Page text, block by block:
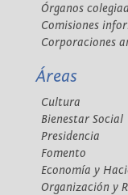
Órganos
Comisiones
Corporaciones
Áreas
Cultura
Bienestar Social
Presidencia
Fomento
Economía y
Organización y